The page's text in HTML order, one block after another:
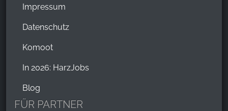
Impressum
Datenschutz
Komoot
In 2026: HarzJobs
Blog
FÜR PARTNER